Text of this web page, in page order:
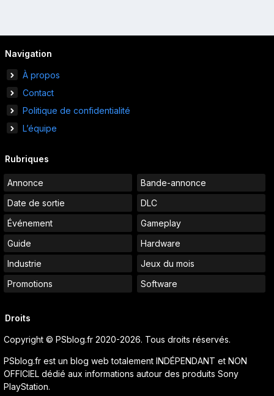
Navigation
À propos
Contact
Politique de confidentialité
L’équipe
Rubriques
Annonce
Bande-annonce
Date de sortie
DLC
Événement
Gameplay
Guide
Hardware
Industrie
Jeux du mois
Promotions
Software
Droits
Copyright © PSblog.fr 2020-2026. Tous droits réservés.
PSblog.fr est un blog web totalement INDÉPENDANT et NON
OFFICIEL dédié aux informations autour des produits Sony
PlayStation.